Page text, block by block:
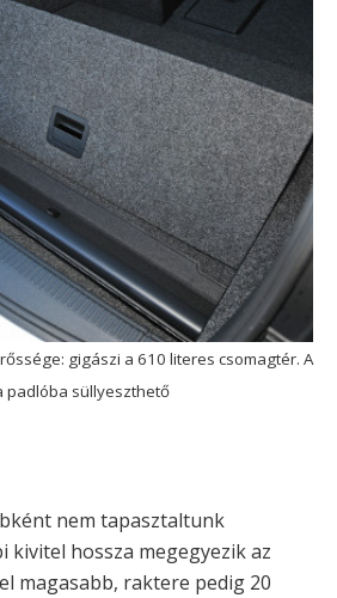
gigászi a 610 literes csomagtér. A
padlóba süllyeszthető
nem tapasztaltunk
kivitel hossza megegyezik az
magasabb, raktere pedig 20